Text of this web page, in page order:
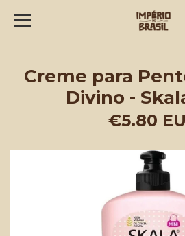
Creme para
Divino -
€5.80